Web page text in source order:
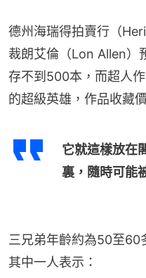
德州海瑞得拍賣行（
裁朗艾倫（Lon Allen）
存不到500本，而超人
的超級英雄，作品收藏
它就這樣放在
裏，隨時可能
三兄弟年齡約為50至60
其中一人表示：